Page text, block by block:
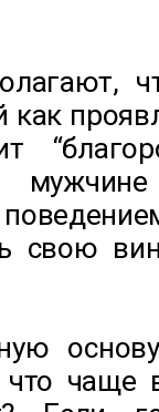
свою
что чаще